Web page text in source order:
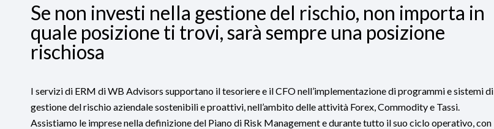
Se non investi nella gestione del rischio, non importa in
quale posizione ti trovi, sarà sempre una posizione
rischiosa
I servizi di ERM di WB Advisors supportano il tesoriere e il CFO nell’implementazione di programmi e sistemi di
gestione del rischio aziendale sostenibili e proattivi, nell’ambito delle attività Forex, Commodity e Tassi.
Assistiamo le imprese nella definizione del Piano di Risk Management e durante tutto il suo ciclo operativo, con